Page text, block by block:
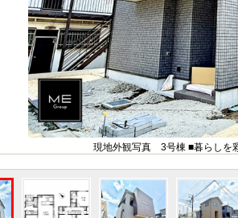
現地外観写真 3号棟 ■暮らしを